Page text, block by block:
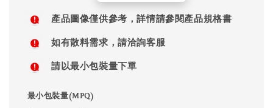
price產品圖像僅供參考，詳情請參閱產品規格書
如有散料需求，請洽詢客服
請以最小包裝量下單
最小包裝量(MPQ)